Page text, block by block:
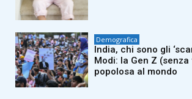
Demografica
India, chi sono gli
Modi: la Gen Z
popolosa al mondo